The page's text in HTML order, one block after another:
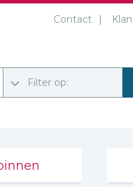
Contact
Filter op: